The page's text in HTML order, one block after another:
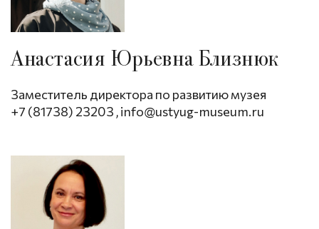
Анастасия Юрьевна Близнюк
Заместитель директора по развитию музея
+7 (81738) 23203 ,info@ustyug-museum.ru